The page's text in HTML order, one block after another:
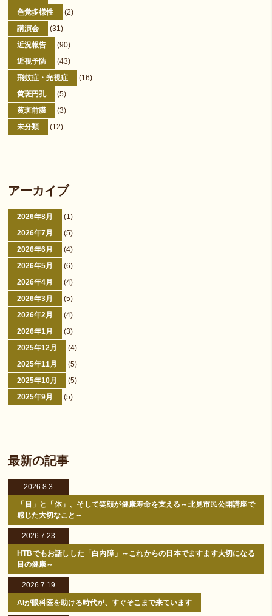
色覚多様性
(2)
講演会
(31)
近況報告
(90)
近視予防
(43)
飛蚊症・光視症
(16)
黄斑円孔
(5)
黄斑前膜
(3)
未分類
(12)
アーカイブ
2026年8月
(1)
2026年7月
(5)
2026年6月
(4)
2026年5月
(6)
2026年4月
(4)
2026年3月
(5)
2026年2月
(4)
2026年1月
(3)
2025年12月
(4)
2025年11月
(5)
2025年10月
(5)
2025年9月
(5)
最新の記事
2026.8.3
「目」と「体」、そして笑顔が健康寿命を支える～北見市民公開講座で
感じた大切なこと～
2026.7.23
HTBでもお話しした「白内障」～これからの日本でますます大切になる
目の健康～
2026.7.19
AIが眼科医を助ける時代が、すぐそこまで来ています